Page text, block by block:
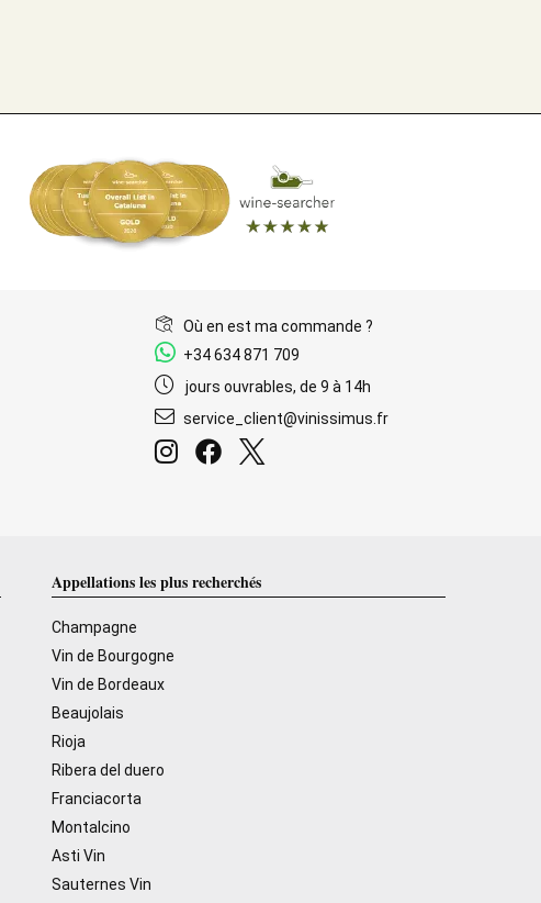
Où en est ma commande ?
+34 634 871 709
jours ouvrables, de 9 à 14h
service_client@vinissimus.fr
Appellations les plus recherchés
Champagne
Vin de Bourgogne
Vin de Bordeaux
Beaujolais
Rioja
Ribera del duero
Franciacorta
Montalcino
Asti Vin
Sauternes Vin